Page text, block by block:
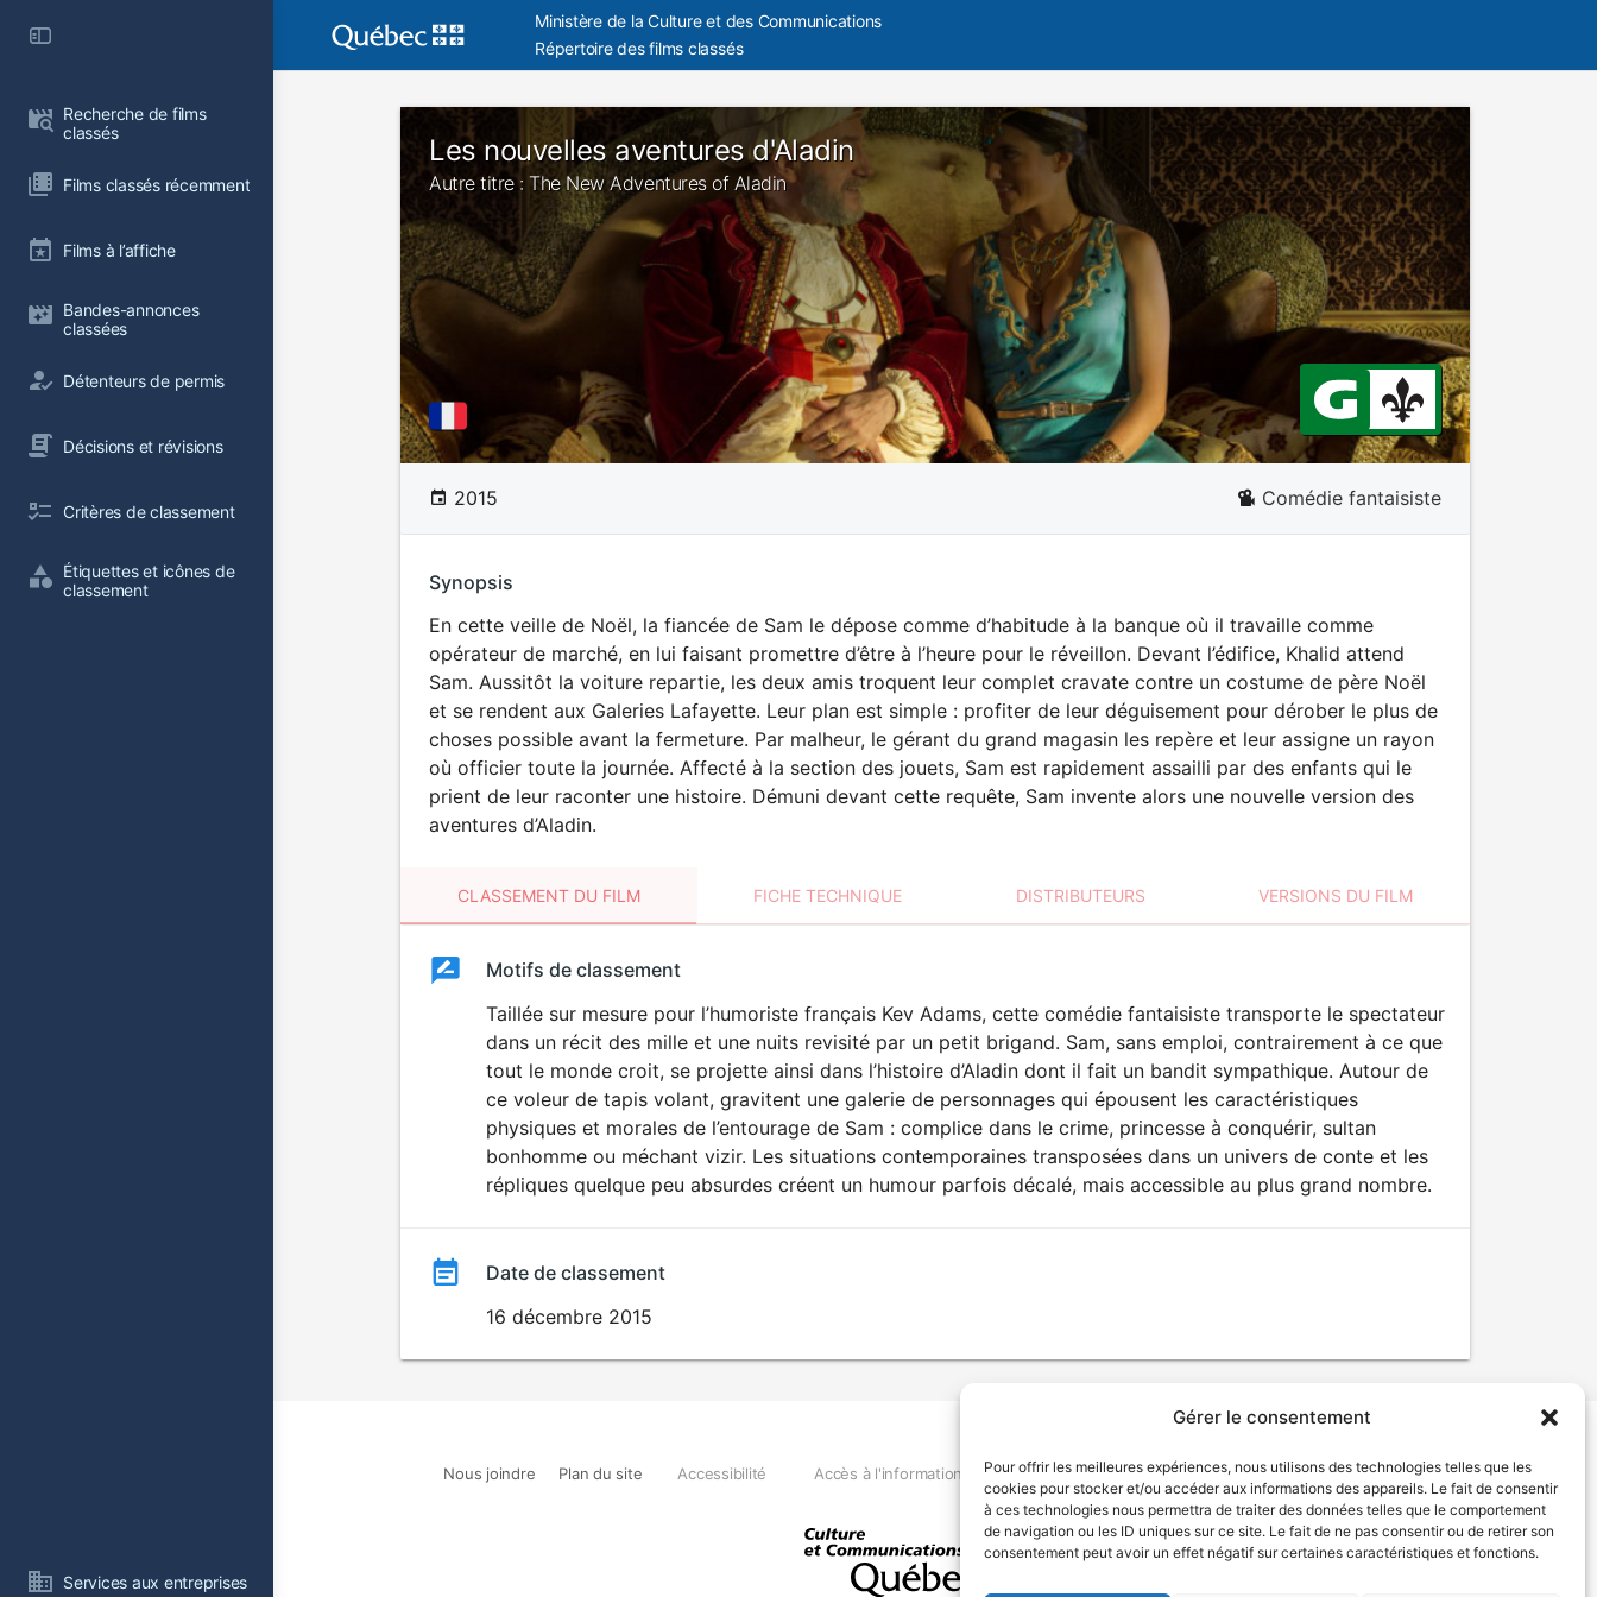
Gérer le consentement
Pour offrir les meilleures expériences, nous utilisons des technologies telles que les
cookies pour stocker et/ou accéder aux informations des appareils. Le fait de consentir
à ces technologies nous permettra de traiter des données telles que le comportement
de navigation ou les ID uniques sur ce site. Le fait de ne pas consentir ou de retirer son
consentement peut avoir un effet négatif sur certaines caractéristiques et fonctions.
Recherche de films
classés
Films classés récemment
Films à l’affiche
Bandes-annonces
classées
Détenteurs de permis
Décisions et révisions
Critères de classement
Étiquettes et icônes de
classement
Services aux entreprises
Ministère de la Culture et des Communications
Répertoire des films classés
Les nouvelles aventures d'Aladin
Autre titre : The New Adventures of Aladin
2015 Comédie fantaisiste
Synopsis
En cette veille de Noël, la fiancée de Sam le dépose comme d’habitude à la banque où il travaille comme
opérateur de marché, en lui faisant promettre d’être à l’heure pour le réveillon. Devant l’édifice, Khalid attend
Sam. Aussitôt la voiture repartie, les deux amis troquent leur complet cravate contre un costume de père Noël
et se rendent aux Galeries Lafayette. Leur plan est simple : profiter de leur déguisement pour dérober le plus de
choses possible avant la fermeture. Par malheur, le gérant du grand magasin les repère et leur assigne un rayon
où officier toute la journée. Affecté à la section des jouets, Sam est rapidement assailli par des enfants qui le
prient de leur raconter une histoire. Démuni devant cette requête, Sam invente alors une nouvelle version des
aventures d’Aladin.
CLASSEMENT DU FILM FICHE TECHNIQUE DISTRIBUTEURS VERSIONS DU FILM
ClassementClassement
Motifs de classement
Taillée sur mesure pour l’humoriste français Kev Adams, cette comédie fantaisiste transporte le spectateur
dans un récit des mille et une nuits revisité par un petit brigand. Sam, sans emploi, contrairement à ce que
tout le monde croit, se projette ainsi dans l’histoire d’Aladin dont il fait un bandit sympathique. Autour de
ce voleur de tapis volant, gravitent une galerie de personnages qui épousent les caractéristiques
physiques et morales de l’entourage de Sam : complice dans le crime, princesse à conquérir, sultan
bonhomme ou méchant vizir. Les situations contemporaines transposées dans un univers de conte et les
répliques quelque peu absurdes créent un humour parfois décalé, mais accessible au plus grand nombre.
Date de classement
16 décembre 2015
Nous joindre Plan du site Accessibilité Accès à l'information Déclaration de services Politique de confidentialité